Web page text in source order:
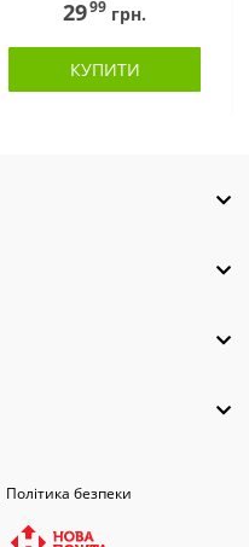
2999 грн.
КУПИТИ
Полiтика безпеки